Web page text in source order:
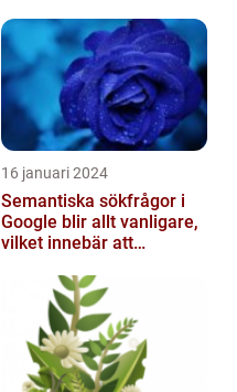
16 januari 2024
Semantiska sökfrågor i
Google blir allt vanligare,
vilket innebär att
att fö...